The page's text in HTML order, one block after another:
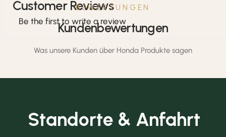
BEWERTUNGEN
Kundenbewertungen
Was unsere Kunden über Honda Produkte sagen
Customer Reviews
Be the first to write a review
Standorte & Anfahrt